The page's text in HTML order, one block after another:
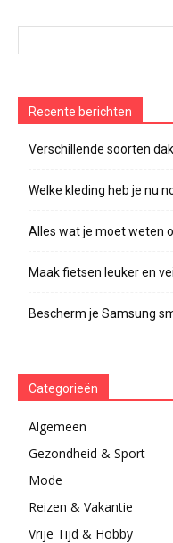
Recente berichten
Verschillende soorten
Welke kleding heb je nu
Alles wat je moet weten
Maak fietsen leuker en
Bescherm je Samsung
Categorieën
Algemeen
Gezondheid & Sport
Mode
Reizen & Vakantie
Vrije Tijd & Hobby